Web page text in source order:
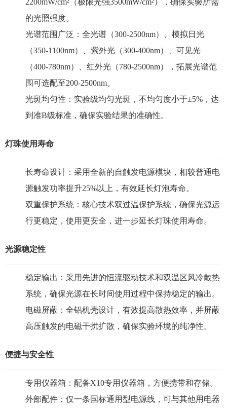
2200mW/cm²（极限光强3500mW/cm²），确保实验所需
的光照强度。
光谱范围广泛：全光谱（300-2500nm）、模拟日光
（350-1100nm）、紫外光（300-400nm）、可见光
（400-780nm）、红外光（780-2500nm），拓展光谱范
围可选配至200-2500nm。
光斑均匀性：实验级均匀光斑，不均匀度小于±5%，达
到准B级标准，确保实验结果的准确性。
灯珠使用寿命
长寿命设计：采用全新的自触发电源模块，相较普通电
源触发功率提升25%以上，有效延长灯泡寿命。
双重保护系统：核心技术双过温保护系统，确保光源运
行更稳定，使用更安全，进一步延长灯珠使用寿命。
光源稳定性
稳定输出：采用先进的恒流驱动技术和双温区风冷散热
系统，确保光源在长时间使用过程中保持稳定的输出。
电磁屏蔽：全铝机壳设计，有效提高散热效率，并屏蔽
高压触发的电磁干扰扩散，确保实验环境的纯净性。
便捷与安全性
专用仪器箱：配备X10专用仪器箱，方便携带和存储。
外部配件：仅一条国标通用型电源线，可与其他用电器